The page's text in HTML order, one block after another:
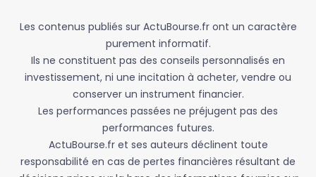
Les contenus publiés sur ActuBourse.fr ont un caractère
purement informatif.
Ils ne constituent pas des conseils personnalisés en
investissement, ni une incitation à acheter, vendre ou
conserver un instrument financier.
Les performances passées ne préjugent pas des
performances futures.
ActuBourse.fr et ses auteurs déclinent toute
responsabilité en cas de pertes financières résultant de